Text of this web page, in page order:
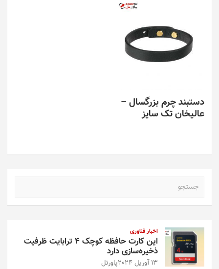
دستبند چرم بزرگسال –
عالیخان تک سایز
اخبار فناوری
این کارت حافظه کوچک ۴ ترابایت ظرفیت
ذخیره‌سازی دارد
13 آوریل 2024 پاورتل